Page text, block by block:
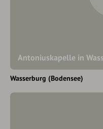
Antoniuskapelle in
Wasserburg (Bodensee)